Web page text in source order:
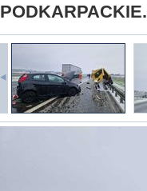
PODKARPACKIE.